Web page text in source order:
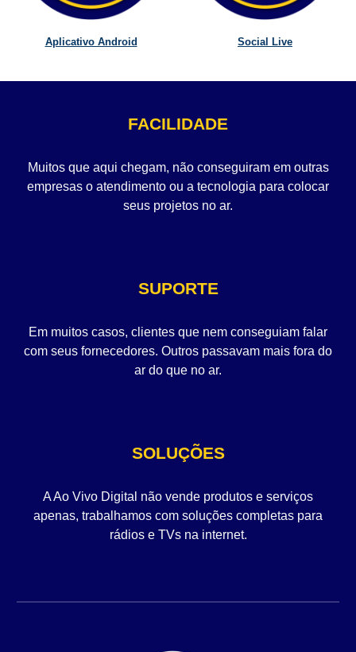
Aplicativo Android Social Live
FACILIDADE
Muitos que aqui chegam, não conseguiram em outras
empresas o atendimento ou a tecnologia para colocar
seus projetos no ar.
SUPORTE
Em muitos casos, clientes que nem conseguiam falar
com seus fornecedores. Outros passavam mais fora do
ar do que no ar.
SOLUÇÕES
A Ao Vivo Digital não vende produtos e serviços
apenas, trabalhamos com soluções completas para
rádios e TVs na internet.